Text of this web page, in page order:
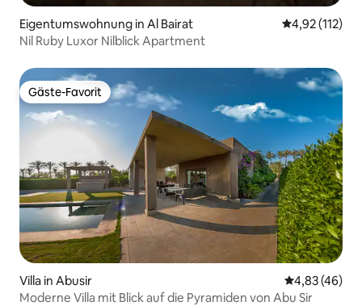
Eigentumswohnung in Al Bairat
4,92 (112)
Nil Ruby Luxor Nilblick Apartment
Gäste-Favorit
Gäste-Favorit
Villa in Abusir
4,83 (46)
Moderne Villa mit Blick auf die Pyramiden von Abu Sir